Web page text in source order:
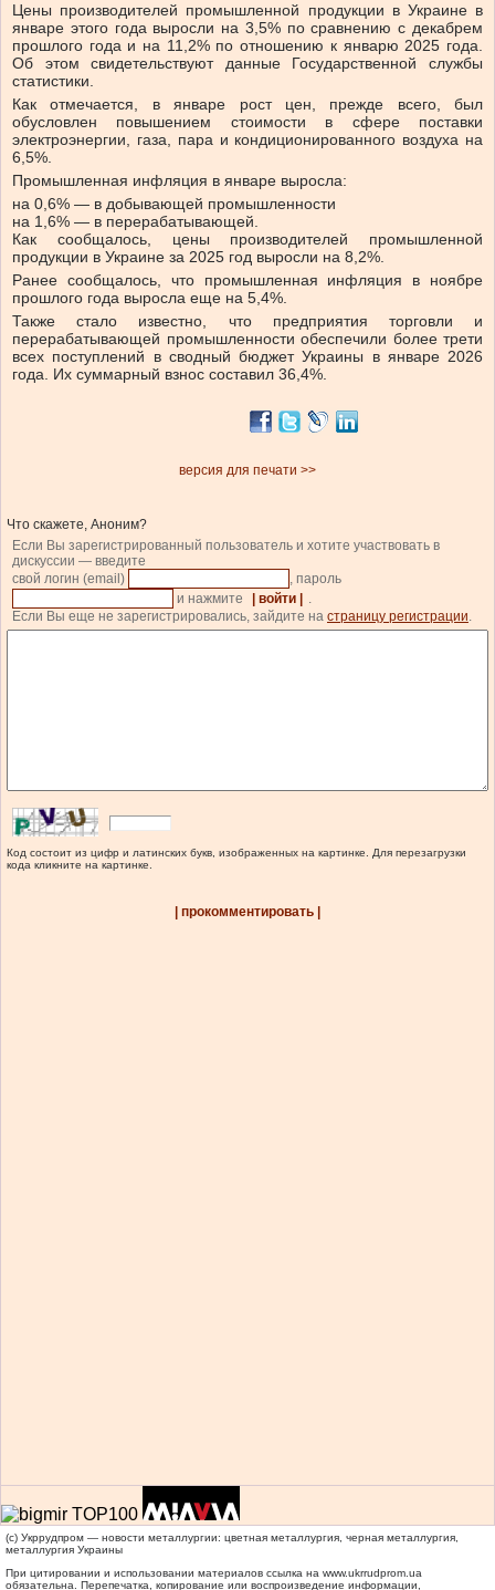
Цены производителей промышленной продукции в Украине в
январе этого года выросли на 3,5% по сравнению с декабрем
прошлого года и на 11,2% по отношению к январю 2025 года.
Об этом свидетельствуют данные Государственной службы
статистики.
Как отмечается, в январе рост цен, прежде всего, был
обусловлен повышением стоимости в сфере поставки
электроэнергии, газа, пара и кондиционированного воздуха на
6,5%.
Промышленная инфляция в январе выросла:
на 0,6% — в добывающей промышленности
на 1,6% — в перерабатывающей.
Как сообщалось, цены производителей промышленной
продукции в Украине за 2025 год выросли на 8,2%.
Ранее сообщалось, что промышленная инфляция в ноябре
прошлого года выросла еще на 5,4%.
Также стало известно, что предприятия торговли и
перерабатывающей промышленности обеспечили более трети
всех поступлений в сводный бюджет Украины в январе 2026
года. Их суммарный взнос составил 36,4%.
версия для печати >>
Что скажете, Аноним?
Если Вы зарегистрированный пользователь и хотите участвовать в
дискуссии — введите
свой логин (email)
, пароль
и нажмите
| войти |
.
Если Вы еще не зарегистрировались, зайдите на страницу регистрации.
Код состоит из цифр и латинских букв, изображенных на картинке. Для перезагрузки
кода кликните на картинке.
| прокомментировать |
(c) Укррудпром — новости металлургии: цветная металлургия, черная металлургия,
металлургия Украины
При цитировании и использовании материалов ссылка на www.ukrrudprom.ua
обязательна. Перепечатка, копирование или воспроизведение информации,